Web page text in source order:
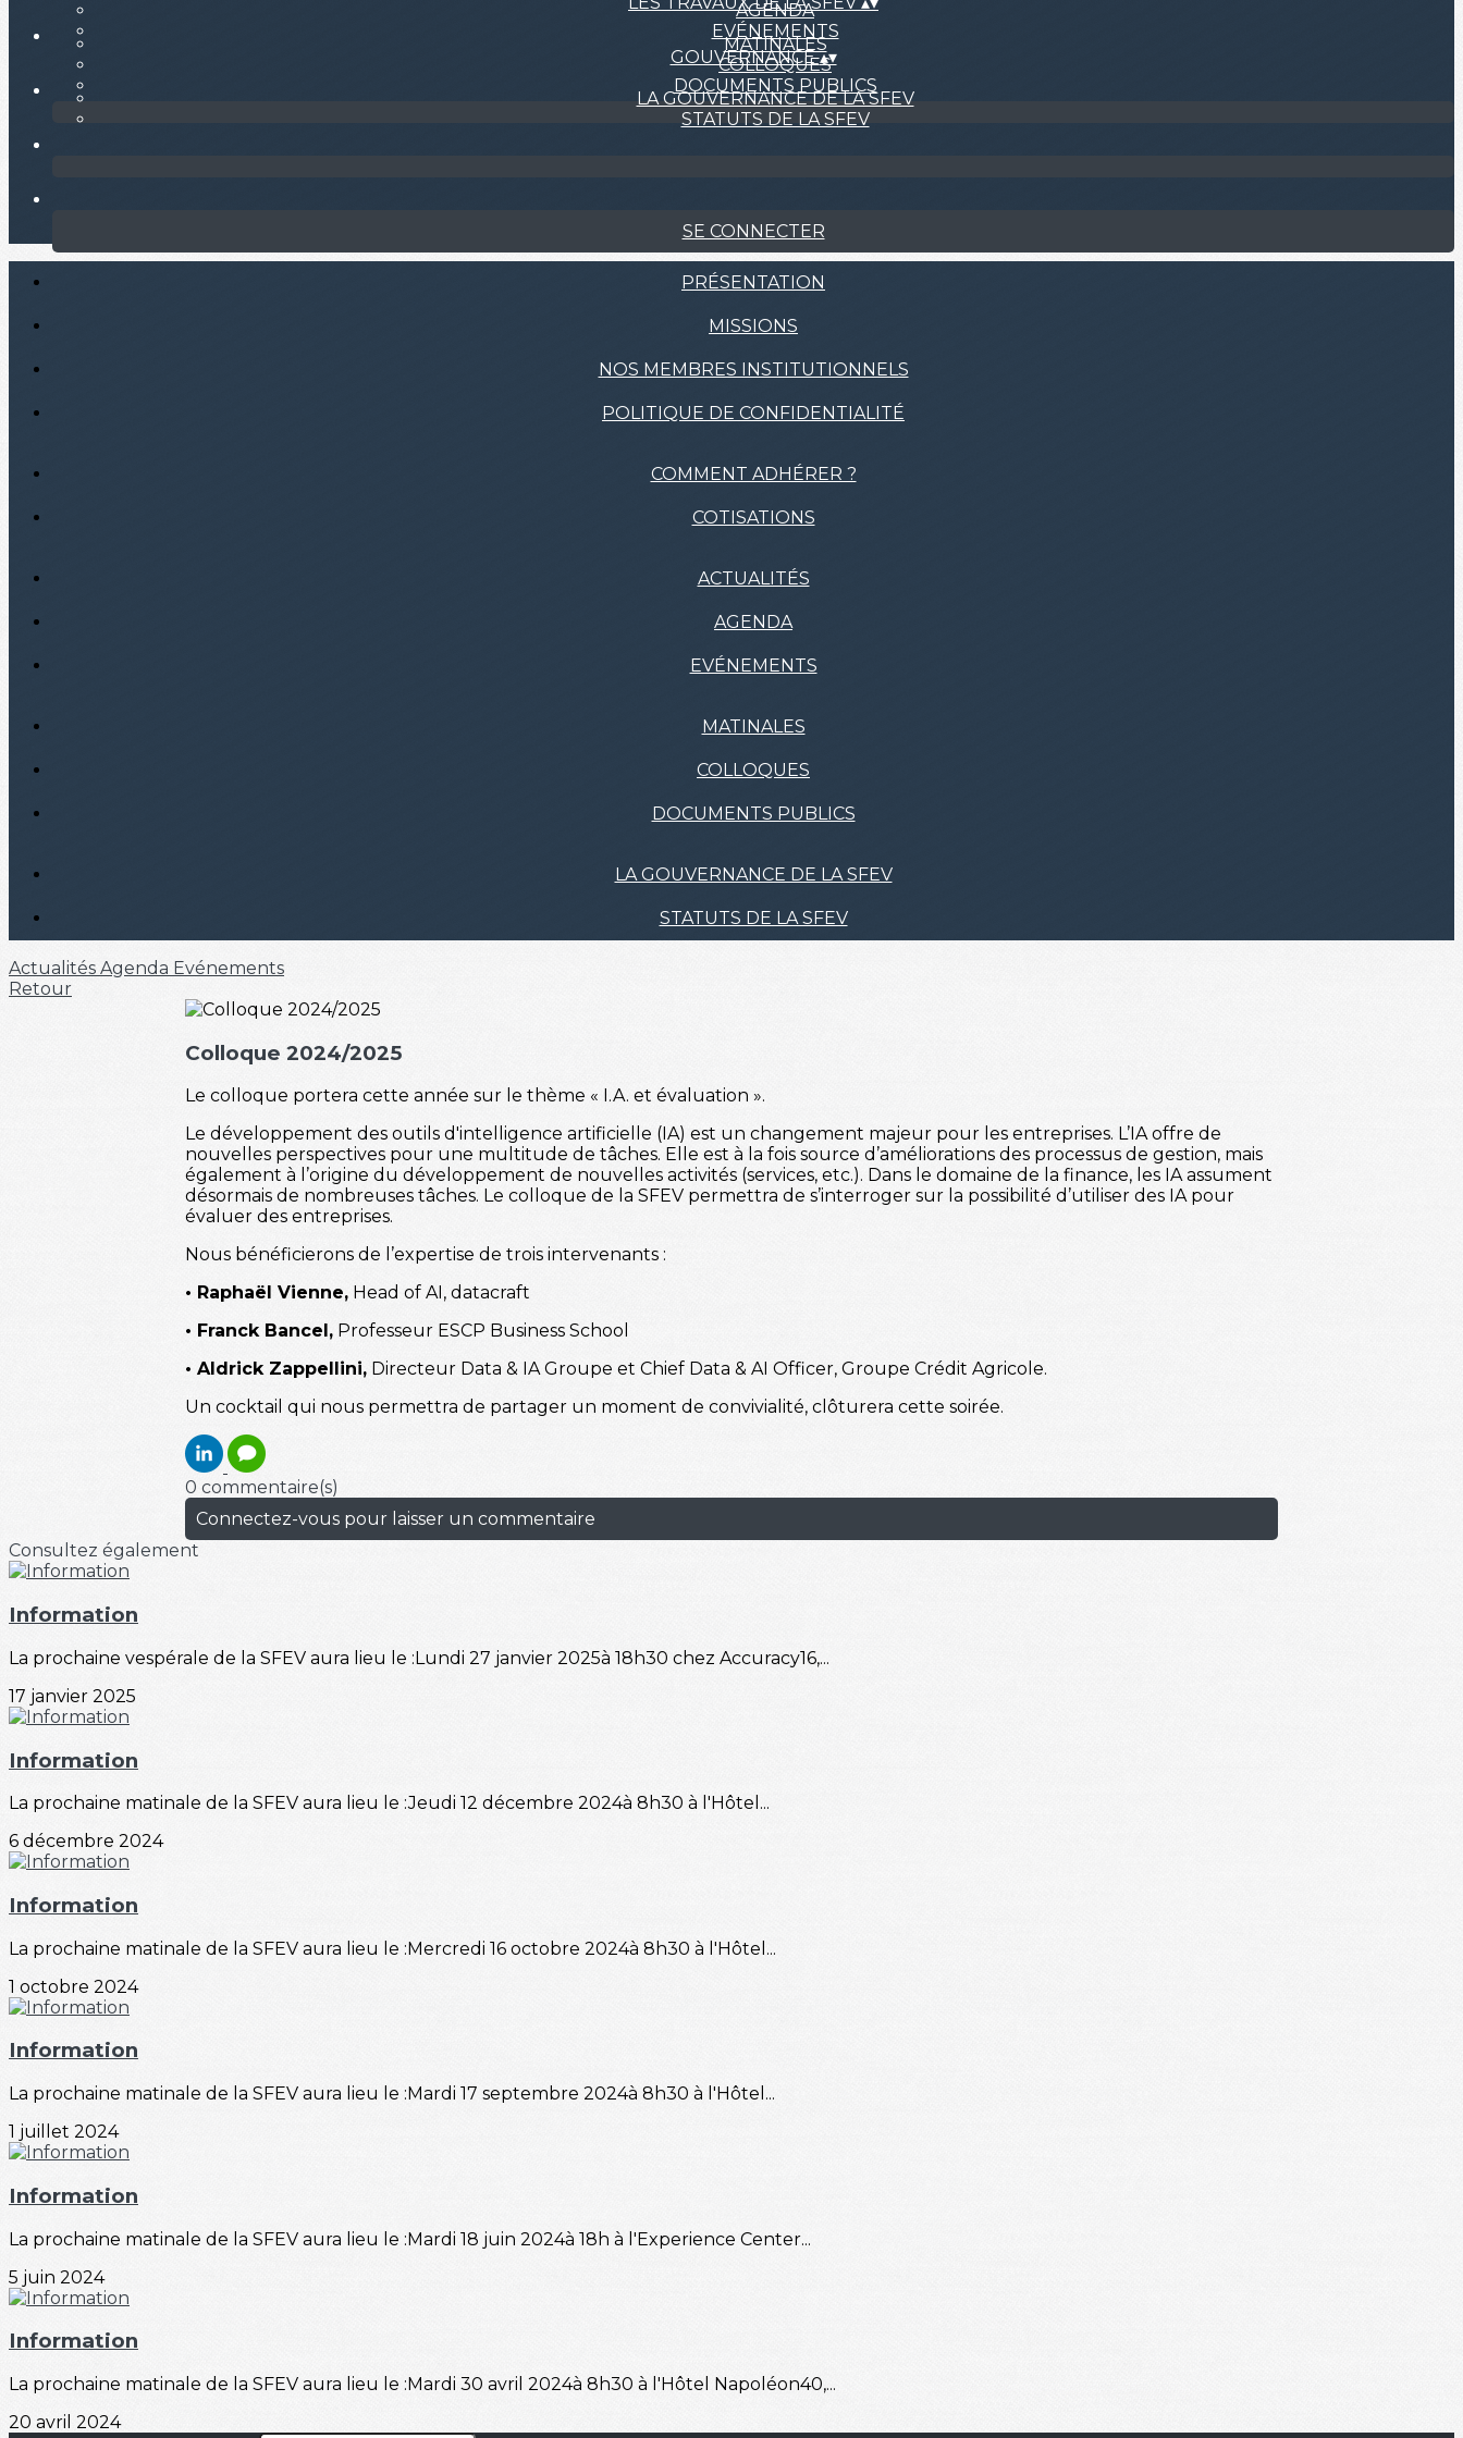
AGENDA
EVÉNEMENTS
MATINALES
COLLOQUES
DOCUMENTS PUBLICS
GOUVERNANCE▴▾
LA GOUVERNANCE DE LA SFEV
STATUTS DE LA SFEV
SE CONNECTER
PRÉSENTATION
MISSIONS
NOS MEMBRES INSTITUTIONNELS
POLITIQUE DE CONFIDENTIALITÉ
COMMENT ADHÉRER ?
COTISATIONS
ACTUALITÉS
AGENDA
EVÉNEMENTS
MATINALES
COLLOQUES
DOCUMENTS PUBLICS
LA GOUVERNANCE DE LA SFEV
STATUTS DE LA SFEV
Actualités Agenda Evénements
Retour
Colloque 2024/2025
Le colloque portera cette année sur le thème « I.A. et évaluation ».
Le développement des outils d'intelligence artificielle (IA) est un changement majeur pour les entreprises. L’IA offre de
nouvelles perspectives pour une multitude de tâches. Elle est à la fois source d’améliorations des processus de gestion, mais
également à l’origine du développement de nouvelles activités (services, etc.). Dans le domaine de la finance, les IA assument
désormais de nombreuses tâches. Le colloque de la SFEV permettra de s’interroger sur la possibilité d’utiliser des IA pour
évaluer des entreprises.
Nous bénéficierons de l’expertise de trois intervenants :
• Raphaël Vienne, Head of AI, datacraft
• Franck Bancel, Professeur ESCP Business School
• Aldrick Zappellini, Directeur Data & IA Groupe et Chief Data & AI Officer, Groupe Crédit Agricole.
Un cocktail qui nous permettra de partager un moment de convivialité, clôturera cette soirée.
0 commentaire(s)
Connectez-vous pour laisser un commentaire
Consultez également
Information
La prochaine vespérale de la SFEV aura lieu le :Lundi 27 janvier 2025à 18h30 chez Accuracy16,...
17 janvier 2025
Information
La prochaine matinale de la SFEV aura lieu le :Jeudi 12 décembre 2024à 8h30 à l'Hôtel...
6 décembre 2024
Information
La prochaine matinale de la SFEV aura lieu le :Mercredi 16 octobre 2024à 8h30 à l'Hôtel...
1 octobre 2024
Information
La prochaine matinale de la SFEV aura lieu le :Mardi 17 septembre 2024à 8h30 à l'Hôtel...
1 juillet 2024
Information
La prochaine matinale de la SFEV aura lieu le :Mardi 18 juin 2024à 18h à l'Experience Center...
5 juin 2024
Information
La prochaine matinale de la SFEV aura lieu le :Mardi 30 avril 2024à 8h30 à l'Hôtel Napoléon40,...
20 avril 2024